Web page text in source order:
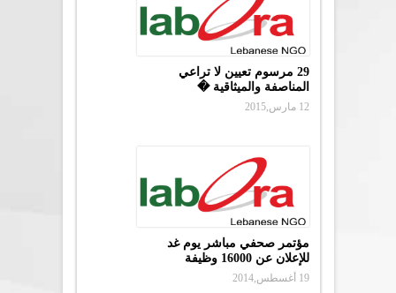
29 مرسوم تعيين لا تراعي
المناصفة والميثاقية �
12 مارس,2015
مؤتمر صحفي مباشر يوم غد
للإعلان عن 16000 وظيفة
19 أغسطس,2014